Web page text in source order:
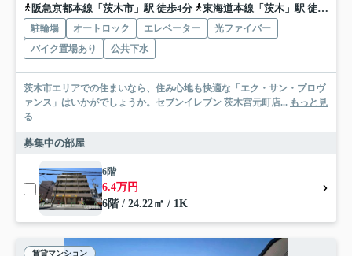
阪急京都本線「茨木市」駅 徒歩4分
東海道本線「茨木」駅 徒歩20分
駐輪場 オートロック エレベーター
光ファイバー
バイク置場あり
公共下水
茨木市エリアでの住まいなら、住み心地も快適な「エク・サン・プロヴ
ァンス」はいかがでしょうか。セブンイレブン 茨木宮元町店... もっと見
る
募集中の部屋
6階
6.4万円
6階 / 24.22㎡ / 1K
賃貸マンション